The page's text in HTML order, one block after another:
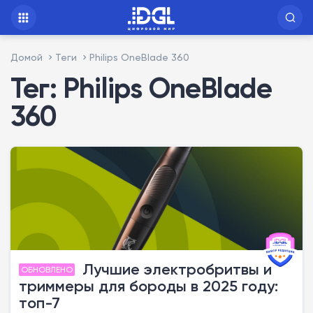
Домой Теги Philips OneBlade 360
Тег: Philips OneBlade
360
ОБНОВЛЕНО
Лучшие электробритвы и
триммеры для бороды в 2025 году:
топ-7